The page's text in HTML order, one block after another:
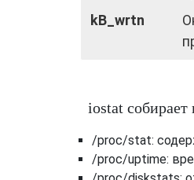
kB_wrtn
iostat собирает
/proc/stat:
/proc/uptime: